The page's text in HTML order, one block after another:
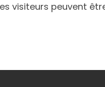
visiteurs peuvent